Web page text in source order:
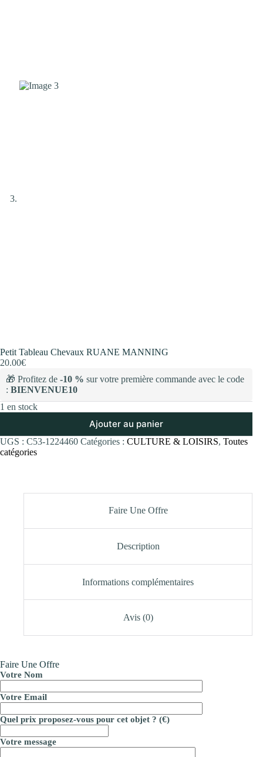
Petit Tableau Chevaux RUANE MANNING
20.00€
🎁 Profitez de -10 % sur votre première commande avec le code
: BIENVENUE10
1 en stock
Ajouter au panier
UGS : C53-1224460 Catégories : CULTURE & LOISIRS, Toutes
catégories
Faire Une Offre
Description
Informations complémentaires
Avis (0)
Faire Une Offre
Votre Nom
Votre Email
Quel prix proposez-vous pour cet objet ? (€)
Votre message